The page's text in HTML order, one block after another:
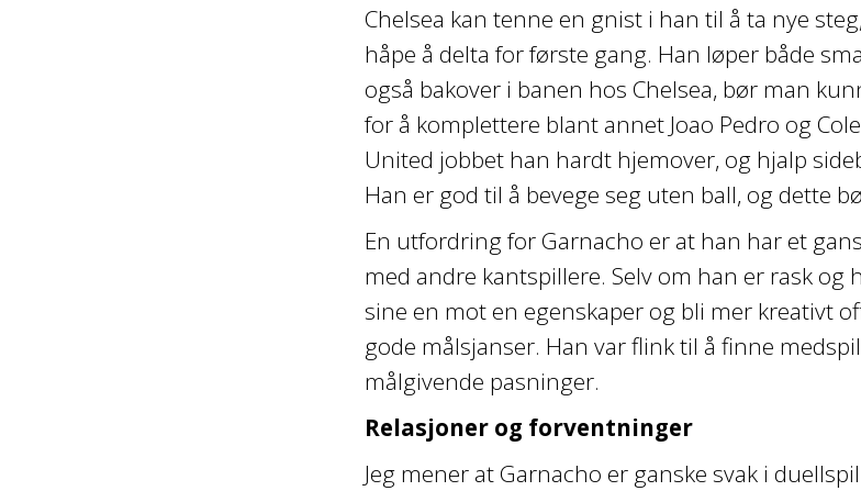
Chelsea kan tenne en gnist i han til å ta nye
håpe å delta for første gang. Han løper både
også bakover i banen hos Chelsea, bør man
for å komplettere blant annet Joao Pedro og
United jobbet han hardt hjemover, og hjalp
Han er god til å bevege seg uten ball, og dette
En utfordring for Garnacho er at han har et
med andre kantspillere. Selv om han er rask
sine en mot en egenskaper og bli mer kreativt
gode målsjanser. Han var flink til å finne
målgivende pasninger.
Relasjoner og forventninger
Jeg mener at Garnacho er ganske svak i